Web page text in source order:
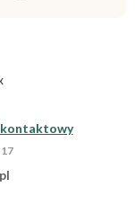
kontaktowy